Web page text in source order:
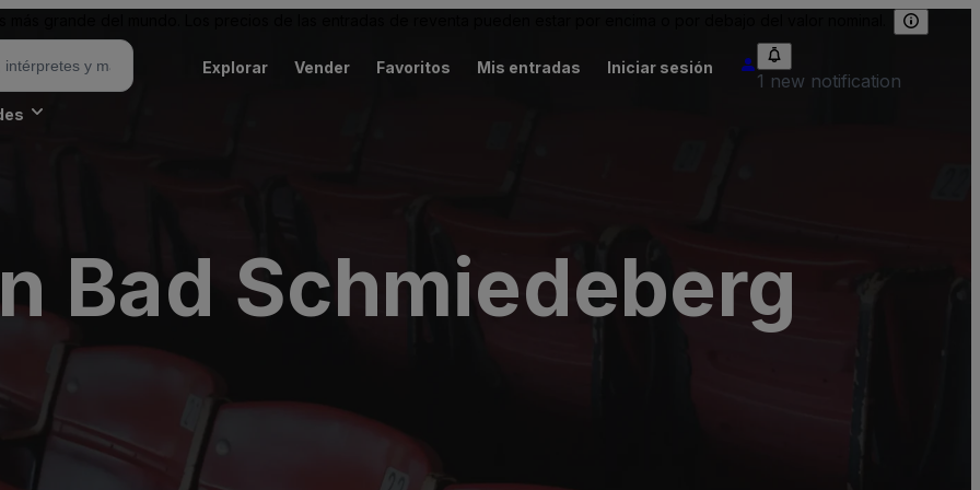
Explorar Vender Favoritos Mis entradas Iniciar sesión
1 new notification
Bad Schmiedeberg